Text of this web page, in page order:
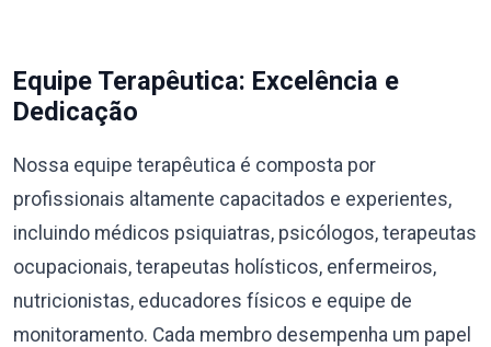
Equipe Terapêutica: Excelência e
Dedicação
Nossa equipe terapêutica é composta por
profissionais altamente capacitados e experientes,
incluindo médicos psiquiatras, psicólogos, terapeutas
ocupacionais, terapeutas holísticos, enfermeiros,
nutricionistas, educadores físicos e equipe de
monitoramento. Cada membro desempenha um papel